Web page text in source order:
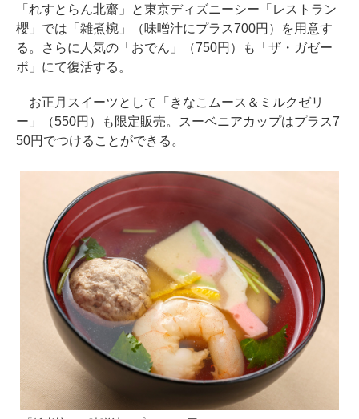
「れすとらん北齋」と東京ディズニーシー「レストラン
櫻」では「雑煮椀」（味噌汁にプラス700円）を用意す
る。さらに人気の「おでん」（750円）も「ザ・ガゼー
ボ」にて復活する。
お正月スイーツとして「きなこムース＆ミルクゼリ
ー」（550円）も限定販売。スーベニアカップはプラス7
50円でつけることができる。